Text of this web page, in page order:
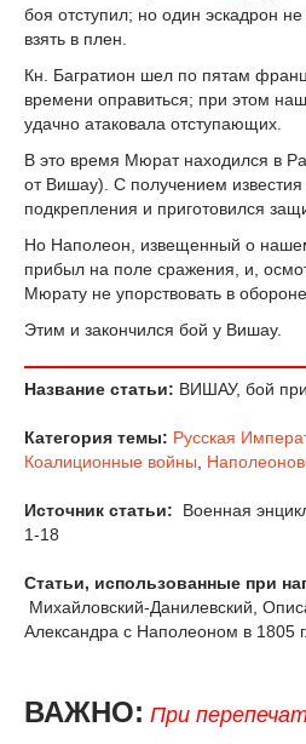
боя отступил; но один эскадрон
взять в плен.
Кн. Багратион шел по пятам
времени оправиться; при этом
удачно атаковала отступающих.
В это время Мюрат находился в
от Вишау). С получением
подкрепления и приготовился
Но Наполеон, извещенный о
прибыл на поле сражения, и,
Мюрату не упорствовать в
Этим и закончился бой у Вишау.
Название статьи: ВИШАУ, бой при
Категория темы: Русская
Коалиционные войны
Источник статьи:
Военная
1-18
Статьи, использованные при
Михайловский-Данилевский,
Александра с Наполеоном в 1805
ВАЖНО: При